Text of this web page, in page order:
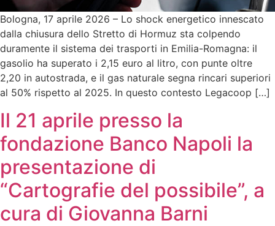
Bologna, 17 aprile 2026 – Lo shock energetico innescato
dalla chiusura dello Stretto di Hormuz sta colpendo
duramente il sistema dei trasporti in Emilia-Romagna: il
gasolio ha superato i 2,15 euro al litro, con punte oltre
2,20 in autostrada, e il gas naturale segna rincari superiori
al 50% rispetto al 2025. In questo contesto Legacoop […]
Il 21 aprile presso la
fondazione Banco Napoli la
presentazione di
“Cartografie del possibile”, a
cura di Giovanna Barni